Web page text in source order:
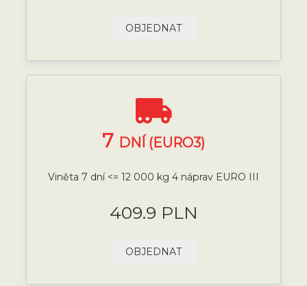
OBJEDNAT
7 DNÍ (EURO3)
Viněta 7 dní <= 12 000 kg 4 náprav EURO III
409.9 PLN
OBJEDNAT